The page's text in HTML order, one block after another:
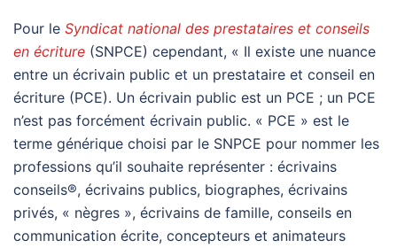
Pour le Syndicat national des prestataires et conseils
en écriture (SNPCE) cependant, « Il existe une nuance
entre un écrivain public et un prestataire et conseil en
écriture (PCE). Un écrivain public est un PCE ; un PCE
n’est pas forcément écrivain public. « PCE » est le
terme générique choisi par le SNPCE pour nommer les
professions qu’il souhaite représenter : écrivains
conseils®, écrivains publics, biographes, écrivains
privés, « nègres », écrivains de famille, conseils en
communication écrite, concepteurs et animateurs